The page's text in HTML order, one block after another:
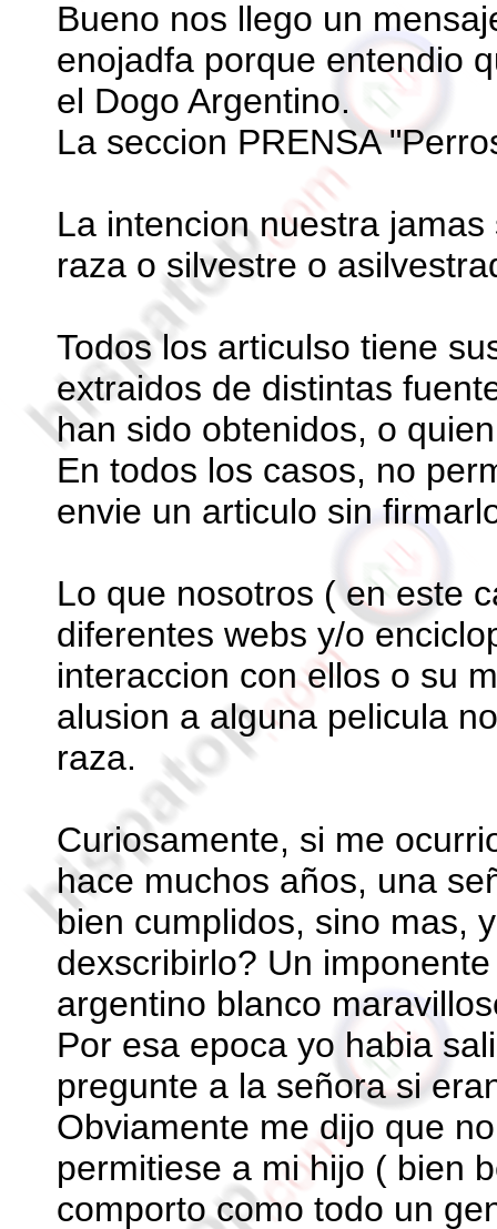
Bueno nos llego un
enojadfa porque entendio
el Dogo Argentino.
La seccion PRENSA
La intencion nuestra
raza o silvestre o
Todos los articulso tiene
extraidos de distintas
han sido obtenidos, o
En todos los casos, no
envie un articulo sin
Lo que nosotros ( en este
diferentes webs y/o
interaccion con ellos o su
alusion a alguna pelicula
raza.
Curiosamente, si me
hace muchos años, una
bien cumplidos, sino mas,
dexscribirlo? Un
argentino blanco
Por esa epoca yo habia
pregunte a la señora si
Obviamente me dijo que
permitiese a mi hijo ( bien
comporto como todo un